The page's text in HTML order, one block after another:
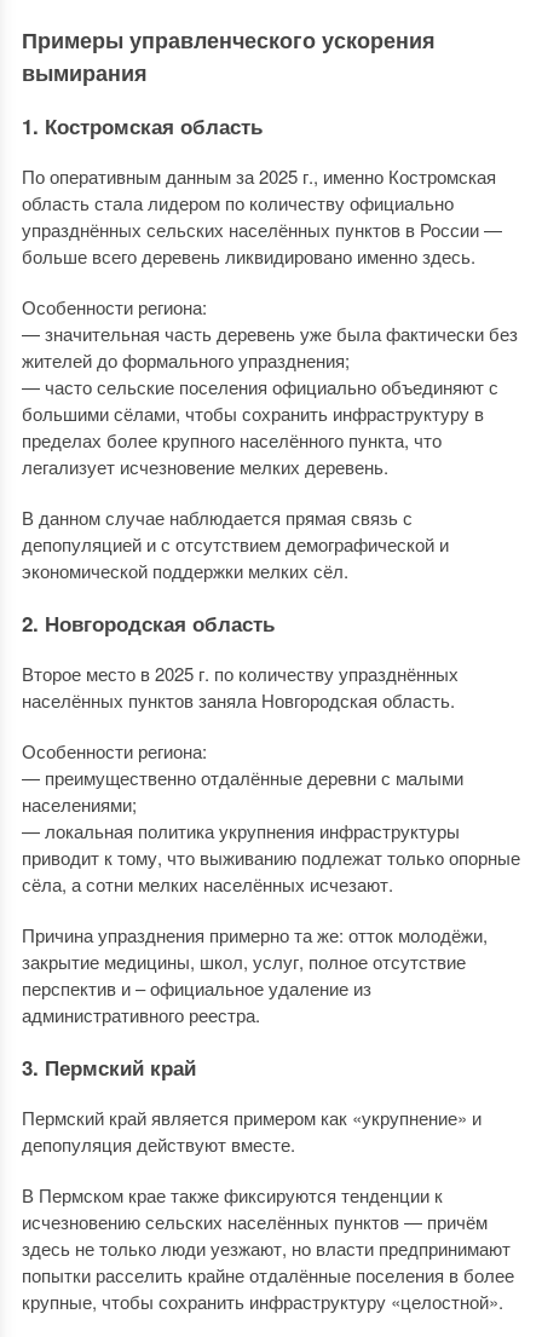
Примеры управленческого ускорения
вымирания
1. Костромская область
По оперативным данным за 2025 г., именно Костромская
область стала лидером по количеству официально
упразднённых сельских населённых пунктов в России —
больше всего деревень ликвидировано именно здесь.
Особенности региона:
— значительная часть деревень уже была фактически без
жителей до формального упразднения;
— часто сельские поселения официально объединяют с
большими сёлами, чтобы сохранить инфраструктуру в
пределах более крупного населённого пункта, что
легализует исчезновение мелких деревень.
В данном случае наблюдается прямая связь с
депопуляцией и с отсутствием демографической и
экономической поддержки мелких сёл.
2. Новгородская область
Второе место в 2025 г. по количеству упразднённых
населённых пунктов заняла Новгородская область.
Особенности региона:
— преимущественно отдалённые деревни с малыми
населениями;
— локальная политика укрупнения инфраструктуры
приводит к тому, что выживанию подлежат только опорные
сёла, а сотни мелких населённых исчезают.
Причина упразднения примерно та же: отток молодёжи,
закрытие медицины, школ, услуг, полное отсутствие
перспектив и – официальное удаление из
административного реестра.
3. Пермский край
Пермский край является примером как «укрупнение» и
депопуляция действуют вместе.
В Пермском крае также фиксируются тенденции к
исчезновению сельских населённых пунктов — причём
здесь не только люди уезжают, но власти предпринимают
попытки расселить крайне отдалённые поселения в более
крупные, чтобы сохранить инфраструктуру «целостной».